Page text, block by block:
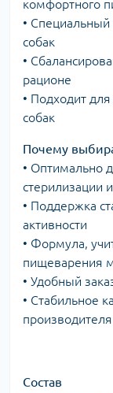
комфортного
•
собак
•
рационе
• Подходит
собак
Почему
• Оптимально
стерилизации
• Поддержка
активности
• Формула,
пищеварения
• Удобный
• Стабильное
производителя
Состав